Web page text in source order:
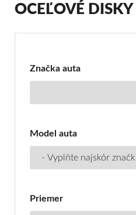
OCEĽOVÉ DISKY
NAJlacnejšie
plechové
disky
Značka auta
Model auta
Priemer